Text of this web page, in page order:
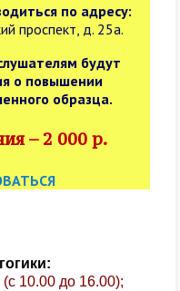
по адресу:
проспект, д. 25а.
будут
о повышении
образца.
– 2 000 р.
10.00 до 16.00);